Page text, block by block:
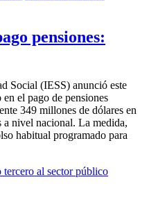
pensiones:
Social (IESS) anunció este
el pago de pensiones
349 millones de dólares en
a nivel nacional. La medida,
habitual programado para